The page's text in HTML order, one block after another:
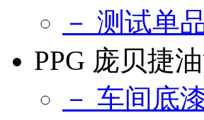
－ 测试单
PPG 庞贝捷
－ 车间底